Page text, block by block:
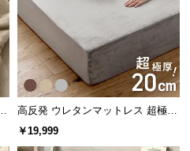
高反発 ウレタンマットレス 超極厚
20cm 三つ折りタイプ [SD]
￥19,999